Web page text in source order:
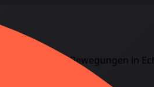
und seine Bewegungen in